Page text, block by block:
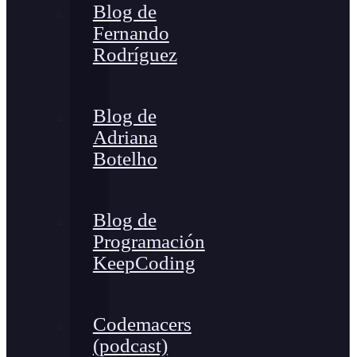
Blog de
Fernando
Rodríguez
Blog de
Adriana
Botelho
Blog de
Programación
KeepCoding
Codemacers
(podcast)